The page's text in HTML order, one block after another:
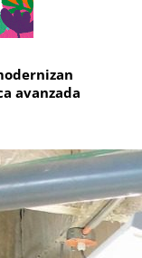
avanzada